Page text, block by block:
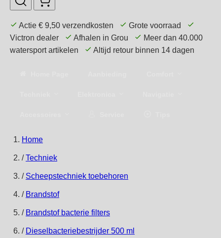
Actie € 9,50 verzendkosten
Grote voorraad
Victron dealer
Afhalen in Grou
Meer dan 40.000
watersport artikelen
Altijd retour binnen 14 dagen
Home
/ Techniek
/ Scheepstechniek toebehoren
/ Brandstof
/ Brandstof bacterie filters
/ Dieselbacteriebestrijder 500 ml